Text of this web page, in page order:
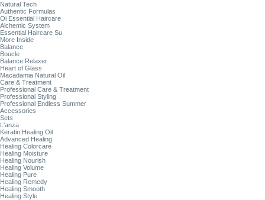
Natural Tech
Authentic Formulas
Oi Essential Haircare
Alchemic System
Essential Haircare Su
More Inside
Balance
Boucle
Balance Relaxer
Heart of Glass
Macadamia Natural Oil
Care & Treatment
Professional Care & Treatment
Professional Styling
Professional Endless Summer
Accessories
Sets
L'anza
Keratin Healing Oil
Advanced Healing
Healing Colorcare
Healing Moisture
Healing Nourish
Healing Volume
Healing Pure
Healing Remedy
Healing Smooth
Healing Style